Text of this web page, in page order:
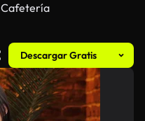
Cafetería
Descargar Gratis